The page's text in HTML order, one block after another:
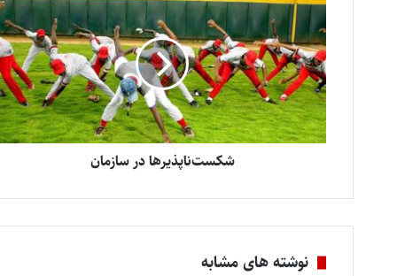
شکست‌ناپذیرها در سازمان
نوشته های مشابه